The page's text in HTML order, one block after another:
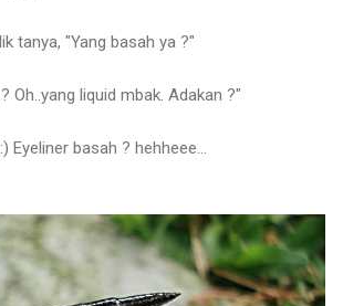
tanya, "Yang basah ya ?"
Oh..yang liquid mbak. Adakan ?"
Eyeliner basah ? hehheee...